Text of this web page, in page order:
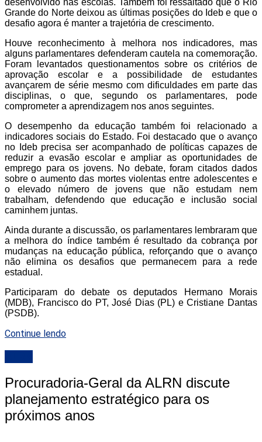
Grande do Norte deixou as últimas posições do Ideb e que o
desafio agora é manter a trajetória de crescimento.
Houve reconhecimento à melhora nos indicadores, mas
alguns parlamentares defenderam cautela na comemoração.
Foram levantados questionamentos sobre os critérios de
aprovação escolar e a possibilidade de estudantes
avançarem de série mesmo com dificuldades em parte das
disciplinas, o que, segundo os parlamentares, pode
comprometer a aprendizagem nos anos seguintes.
O desempenho da educação também foi relacionado a
indicadores sociais do Estado. Foi destacado que o avanço
no Ideb precisa ser acompanhado de políticas capazes de
reduzir a evasão escolar e ampliar as oportunidades de
emprego para os jovens. No debate, foram citados dados
sobre o aumento das mortes violentas entre adolescentes e
o elevado número de jovens que não estudam nem
trabalham, defendendo que educação e inclusão social
caminhem juntas.
Ainda durante a discussão, os parlamentares lembraram que
a melhora do índice também é resultado da cobrança por
mudanças na educação pública, reforçando que o avanço
não elimina os desafios que permanecem para a rede
estadual.
Participaram do debate os deputados Hermano Morais
(MDB), Francisco do PT, José Dias (PL) e Cristiane Dantas
(PSDB).
Continue lendo
Procuradoria-Geral da ALRN discute
planejamento estratégico para os
próximos anos